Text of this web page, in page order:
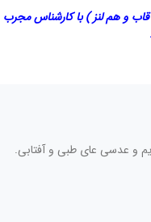
و هم لنز ) با کارشناس مجرب
و عدسی عای طبی و آفتابی.